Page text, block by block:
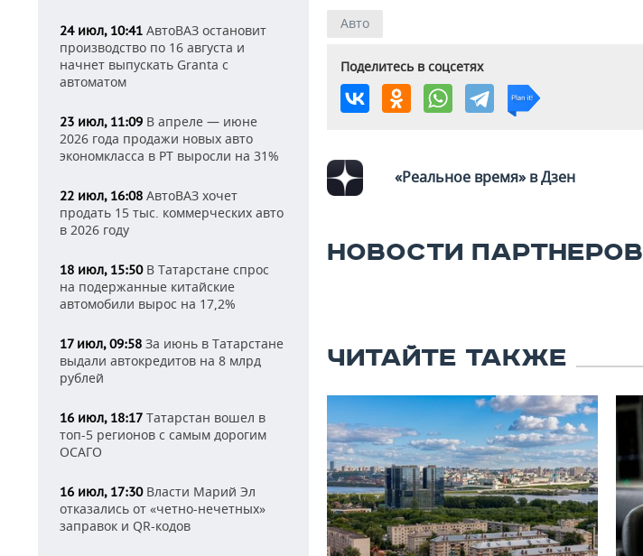
24 июл, 10:41 АвтоВАЗ остановит
производство по 16 августа и
начнет выпускать Granta с
автоматом
23 июл, 11:09 В апреле — июне
2026 года продажи новых авто
экономкласса в РТ выросли на 31%
22 июл, 16:08 АвтоВАЗ хочет
продать 15 тыс. коммерческих авто
в 2026 году
18 июл, 15:50В Татарстане спрос
на подержанные китайские
автомобили вырос на 17,2%
17 июл, 09:58 За июнь в Татарстане
выдали автокредитов на 8 млрд
рублей
16 июл, 18:17 Татарстан вошел в
топ-5 регионов с самым дорогим
ОСАГО
16 июл, 17:30Власти Марий Эл
отказались от «четно-нечетных»
заправок и QR-кодов
Авто
Поделитесь в соцсетях
«Реальное время» в Дзен
НОВОСТИ ПАРТНЕРОВ
ЧИТАЙТЕ ТАКЖЕ